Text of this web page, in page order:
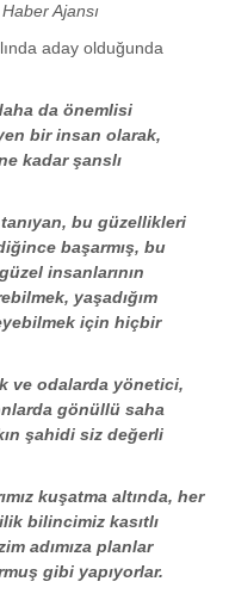
Ajansı
aday olduğunda
da önemlisi
bir insan olarak,
kadar şanslı
bu güzellikleri
başarmış, bu
insanlarının
yaşadığım
için hiçbir
ve odalarda yönetici,
gönüllü saha
şahidi siz değerli
kuşatma altında, her
bilincimiz kasıtlı
adımıza planlar
gibi yapıyorlar.